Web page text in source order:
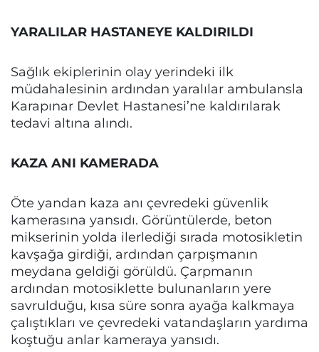
YARALILAR HASTANEYE KALDIRILDI
Sağlık ekiplerinin olay yerindeki ilk
müdahalesinin ardından yaralılar ambulansla
Karapınar Devlet Hastanesi’ne kaldırılarak
tedavi altına alındı.
KAZA ANI KAMERADA
Öte yandan kaza anı çevredeki güvenlik
kamerasına yansıdı. Görüntülerde, beton
mikserinin yolda ilerlediği sırada motosikletin
kavşağa girdiği, ardından çarpışmanın
meydana geldiği görüldü. Çarpmanın
ardından motosiklette bulunanların yere
savrulduğu, kısa süre sonra ayağa kalkmaya
çalıştıkları ve çevredeki vatandaşların yardıma
koştuğu anlar kameraya yansıdı.